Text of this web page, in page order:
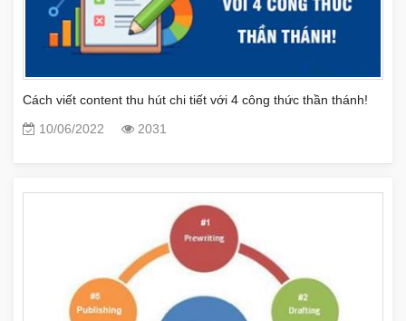
Cách viết content thu hút chi tiết với 4 công thức thần thánh!
10/06/2022
2031